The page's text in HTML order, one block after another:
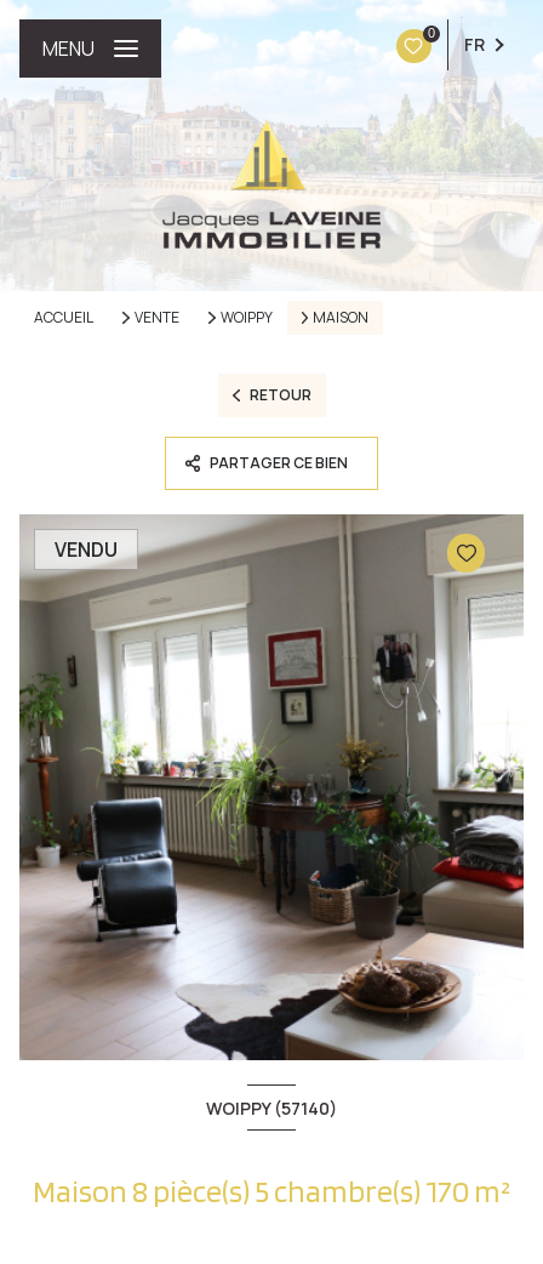
0 FR
MENU
ACCUEIL VENTE WOIPPY MAISON
RETOUR
PARTAGER CE BIEN
VENDU
WOIPPY (57140)
Maison 8 pièce(s) 5 chambre(s) 170 m²